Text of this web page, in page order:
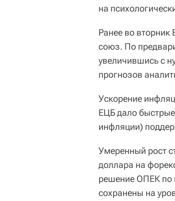
на
Ранее во
союз. По
увеличившись с
прогнозов
Ускорение
ЕЦБ дало
инфляции)
Умеренный рост
доллара на
решение ОПЕК по
сохранены на